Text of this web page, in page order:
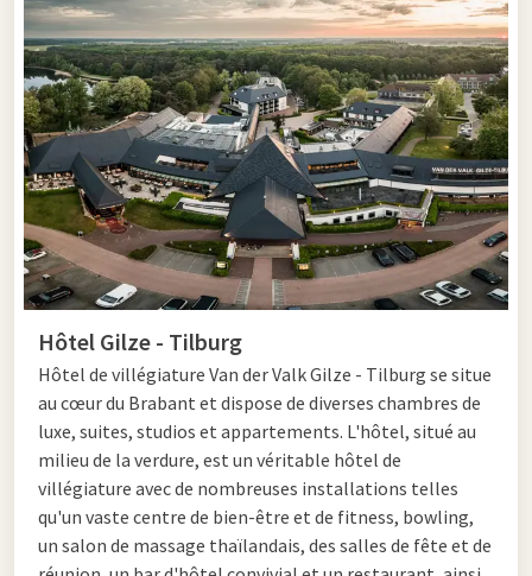
Tilburg a un fort passé catholique, visible dans les
nombreuses églises impressionnantes. L'église de Goirkese de
1724, dédiée à saint Denis, est l'une des plus anciennes églises
de la ville et a été encore embellie à l'époque napoléonienne.
L'église de Waterstaat de 1835 est également spéciale ; cette
église a un style néo-gothique précoce et est l'une des
premières aux Pays-Bas.
Juste à l'extérieur de Tilburg, à Berkel-Enschot, se trouve
l'abbaye de Koningshoeven. Ici, des moines brassent la
célèbre bière trappiste La Trappe. Une visite guidée avec
dégustation est un ajout populaire et savoureux à votre visite
de la région.
Faire du shopping à Tilburg
Pour les amateurs de shopping, Tilburg offre de nombreuses
possibilités. De Heuvel et le Pieter Vreedeplein sont des zones
commerciales renommées avec un mélange de grandes
chaînes et de magasins de mode. Vous préférez quelque chose
Hôtel Gilze - Tilburg
Hôtel de villégiature Van der Valk Gilze - Tilburg se situe
au cœur du Brabant et dispose de diverses chambres de
luxe, suites, studios et appartements. L'hôtel, situé au
milieu de la verdure, est un véritable hôtel de
villégiature avec de nombreuses installations telles
qu'un vaste centre de bien-être et de fitness, bowling,
un salon de massage thaïlandais, des salles de fête et de